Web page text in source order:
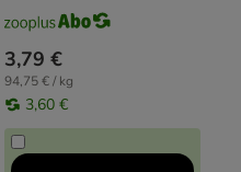
3,79 €
94,75 € / kg
3,60 €